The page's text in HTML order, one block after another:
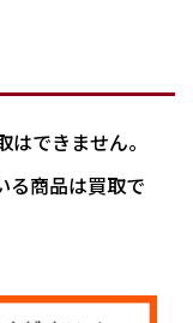
できません。
る商品は買取で